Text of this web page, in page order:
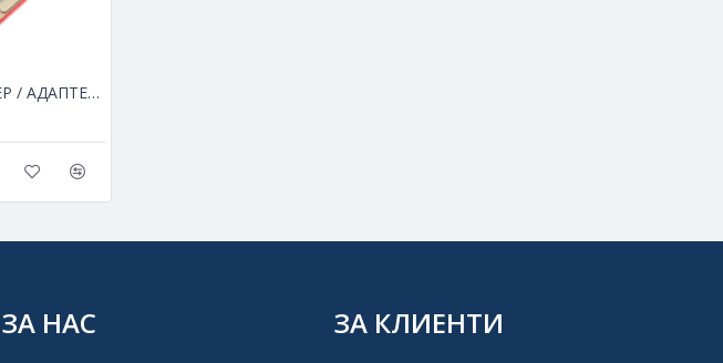
СТОЙКА / СЛАЙДЕР / АДАПТЕР ЗА ЪГЛОШЛАЙФ ЗА РЯЗАНЕ ПОД 45º С ОХЛАЖДАНЕ
ЗА НАС ЗА КЛИЕНТИ